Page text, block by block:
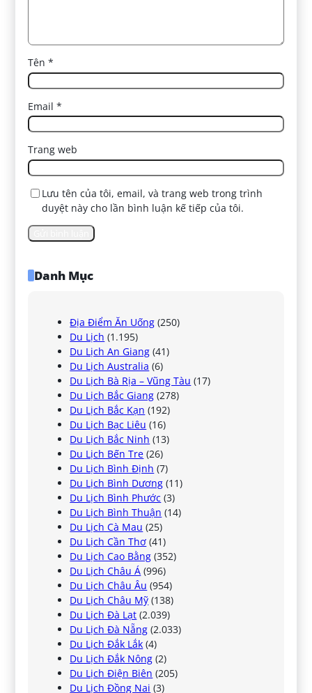
Tên*
Email*
Trang web
Lưu tên của tôi, email, và trang web trong trình
duyệt này cho lần bình luận kế tiếp của tôi.
Danh Mục
Địa Điểm Ăn Uống (250)
Du Lịch (1.195)
Du Lịch An Giang (41)
Du Lịch Australia (6)
Du Lịch Bà Rịa – Vũng Tàu (17)
Du Lịch Bắc Giang (278)
Du Lịch Bắc Kạn (192)
Du Lịch Bạc Liêu (16)
Du Lịch Bắc Ninh (13)
Du Lịch Bến Tre (26)
Du Lịch Bình Định (7)
Du Lịch Bình Dương (11)
Du Lịch Bình Phước (3)
Du Lịch Bình Thuận (14)
Du Lịch Cà Mau (25)
Du Lịch Cần Thơ (41)
Du Lịch Cao Bằng (352)
Du Lịch Châu Á (996)
Du Lịch Châu Âu (954)
Du Lịch Châu Mỹ (138)
Du Lịch Đà Lạt (2.039)
Du Lịch Đà Nẵng (2.033)
Du Lịch Đắk Lắk (4)
Du Lịch Đắk Nông (2)
Du Lịch Điện Biên (205)
Du Lịch Đồng Nai (3)